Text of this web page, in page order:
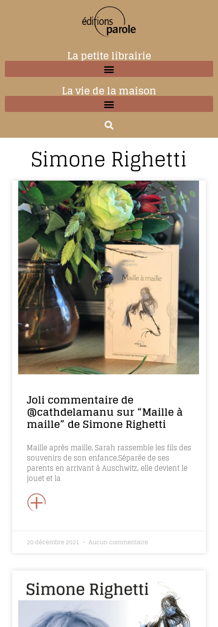
La petite librairie
La vie de la maison
Simone Righetti
Joli commentaire de
@cathdelamanu sur “Maille à
maille” de Simone Righetti
Maille après maille, Sarah rassemble les fils des
souvenirs de son enfance.Séparée de ses
parents en arrivant à Auschwitz, elle devient le
jouet et la
+
20 décembre 2021 Aucun commentaire